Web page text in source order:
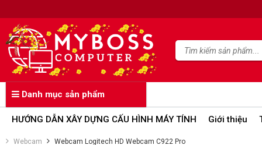
Danh mục sản phẩm
HƯỚNG DẪN XÂY DỰNG CẤU HÌNH MÁY TÍNH Giới thiệu
Webcam Webcam Logitech HD Webcam C922 Pro